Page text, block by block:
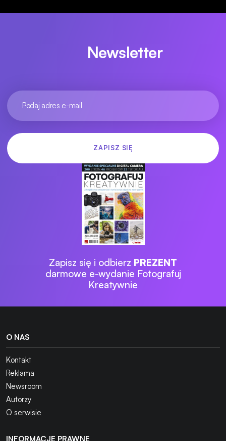
Newsletter
Zapisz się i odbierz PREZENT
darmowe e-wydanie Fotografuj
Kreatywnie
O NAS
Kontakt
Reklama
Newsroom
Autorzy
O serwisie
INFORMACJE PRAWNE